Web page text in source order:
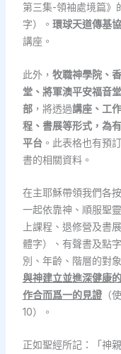
第三集-領袖處境篇》
字）。 環球天道傳基
講座。
此外， 牧職神學院、
堂、將軍澳平安福音
部，將透過講座、工
程、書展等形式，為
平台。此表格也有預
書的相關資料。
在主耶穌帶領我們各
一起依靠神、順服聖
上課程、退修營及書
體字）、有聲書及點
別、年齡、階層的對象
與神建立並進深健康
作合而爲一的見證（
10）。
正如聖經所記：「神